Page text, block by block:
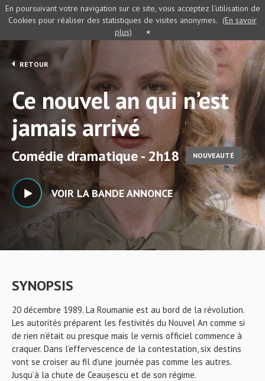
RETOUR
Ce nouvel an qui n’est
jamais arrivé
Comédie dramatique - 2h18 NOUVEAUTÉ
VOIR LA BANDE ANNONCE
SYNOPSIS
20 décembre 1989. La Roumanie est au bord de la révolution.
Les autorités préparent les festivités du Nouvel An comme si
de rien n’était ou presque mais le vernis officiel commence à
craquer. Dans l’effervescence de la contestation, six destins
vont se croiser au fil d’une journée pas comme les autres.
Jusqu’à la chute de Ceaușescu et de son régime.
En poursuivant votre navigation sur ce site, vous acceptez l’utilisation de
Cookies pour réaliser des statistiques de visites anonymes. (En savoir
plus)
×